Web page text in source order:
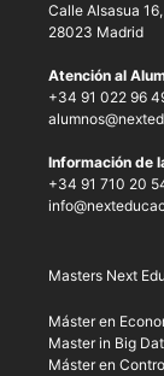
Calle Alsasua
28023 Madrid
Atención al
+34 91 022 96
Información de
+34 91 710 20
Masters Next
Máster en
Master in Big
Máster en